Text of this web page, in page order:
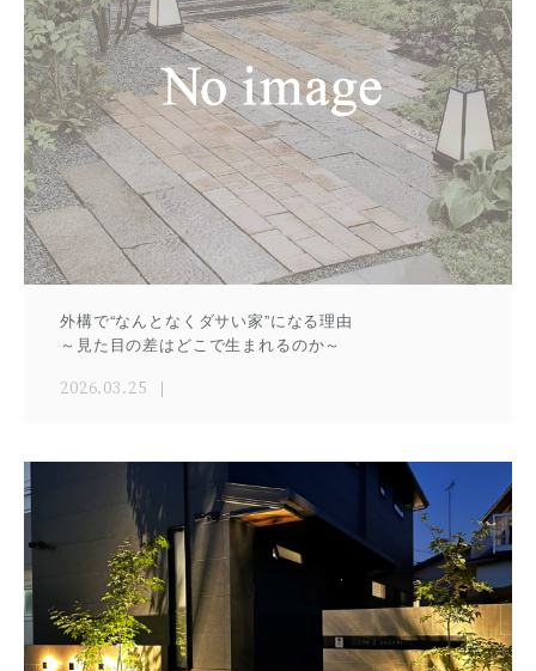
外構で“なんとなくダサい家”になる理由
～見た目の差はどこで生まれるのか～
2026.03.25